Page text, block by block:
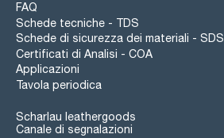
FAQ
Schede tecniche - TDS
Schede di sicurezza dei materiali - SDS
Certificati di Analisi - COA
Applicazioni
Tavola periodica
Scharlau leathergoods
Canale di segnalazioni